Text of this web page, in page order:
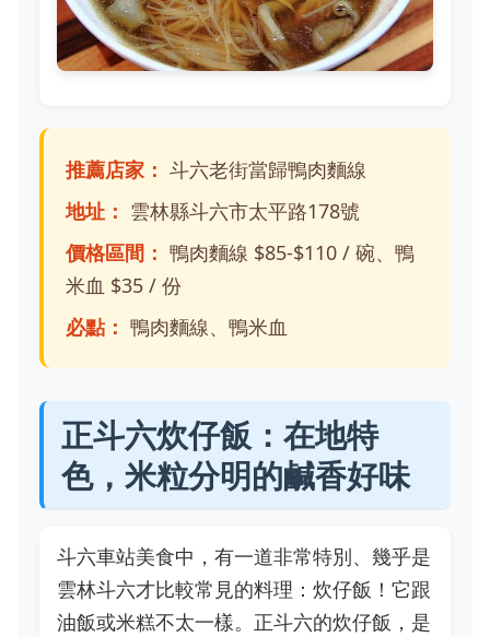
推薦店家： 斗六老街當歸鴨肉麵線
地址： 雲林縣斗六市太平路178號
價格區間： 鴨肉麵線 $85-$110 / 碗、鴨
米血 $35 / 份
必點： 鴨肉麵線、鴨米血
正斗六炊仔飯：在地特
色，米粒分明的鹹香好味
斗六車站美食中，有一道非常特別、幾乎是
雲林斗六才比較常見的料理：炊仔飯！它跟
油飯或米糕不太一樣。正斗六的炊仔飯，是